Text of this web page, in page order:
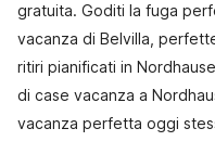
gratuita. Goditi la fuga
vacanza di Belvilla,
ritiri pianificati in
di case vacanza a
vacanza perfetta oggi